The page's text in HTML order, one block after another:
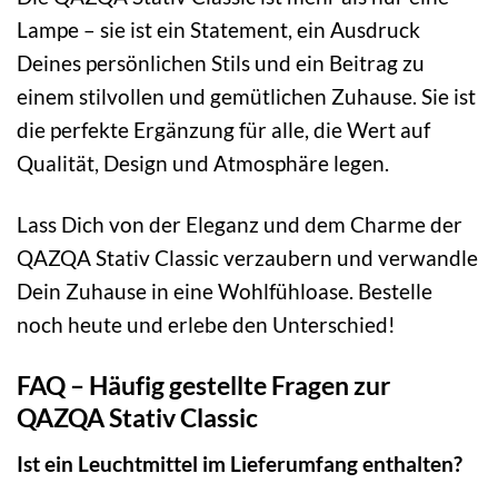
Lampe – sie ist ein Statement, ein Ausdruck
Deines persönlichen Stils und ein Beitrag zu
einem stilvollen und gemütlichen Zuhause. Sie ist
die perfekte Ergänzung für alle, die Wert auf
Qualität, Design und Atmosphäre legen.
Lass Dich von der Eleganz und dem Charme der
QAZQA Stativ Classic verzaubern und verwandle
Dein Zuhause in eine Wohlfühloase. Bestelle
noch heute und erlebe den Unterschied!
FAQ – Häufig gestellte Fragen zur
QAZQA Stativ Classic
Ist ein Leuchtmittel im Lieferumfang enthalten?